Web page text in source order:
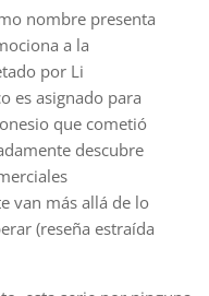
nombre presenta
a la
por Li
es asignado para
que cometió
descubre
van más allá de lo
(reseña estraída